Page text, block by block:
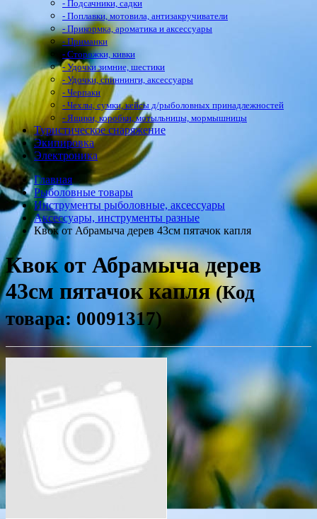
- Подсачники, садки
- Поплавки, мотовила, антизакручиватели
- Прикормка, ароматика и аксессуары
- Приманки
- Сторожки, кивки
- Удочки зимние, шестики
- Удочки, спиннинги, аксессуары
- Черпаки
- Чехлы, сумки, кейсы д/рыболовных принадлежностей
- Ящики, коробки, мотыльницы, мормышницы
Туристическое снаряжение
Экипировка
Электроника
Главная
Рыболовные товары
Инструменты рыболовные, аксессуары
Аксессуары, инструменты разные
Квок от Абрамыча дерев 43см пятачок капля
Квок от Абрамыча дерев
43см пятачок капля (Код
товара: 00091317)